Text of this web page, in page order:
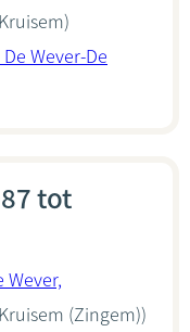
Wever-De
tot
Wever,
(Zingem))